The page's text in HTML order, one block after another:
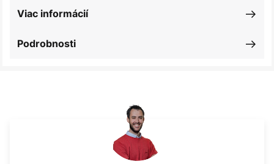
Podrobnosti
Viac informácií